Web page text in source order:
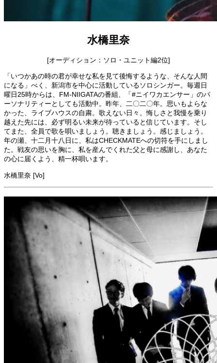
水橋里奈
[オーディション：ソロ・ユニット編2位]
「いつかあの時の君が幸せな私を見て後悔するような、そんな人間
になる」べく、新潟市を中心に活動しているソロシンガー。毎週日
曜日25時からは、FM-NIIGATAの番組、「#ニイワカエンサー」のパ
ーソナリティーとしても活動中。昨年、二〇二〇年。思いもよらな
かった、ライブハウスの自粛。歌えない日々。悔しさと我慢を乗り
越えた先には、必ず明るい未来が待っていると信じています。そし
てまた、全員で歌を唄いましょう。聴きましょう。感じましょう。
年の瀬、十二月十八日に、私はCHECKMATEへの切符を手にしまし
た。戦友の思いを胸に、私を産んでくれた父と母に感謝し、あなた
の心に届くよう、精一杯唄います。
水橋里奈 [Vo]